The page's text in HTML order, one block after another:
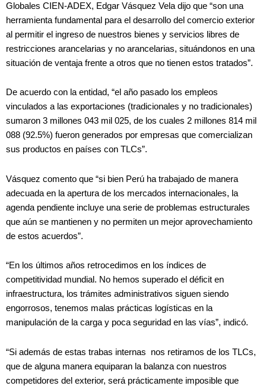
Globales CIEN-ADEX, Edgar Vásquez Vela dijo que “son una
herramienta fundamental para el desarrollo del comercio exterior
al permitir el ingreso de nuestros bienes y servicios libres de
restricciones arancelarias y no arancelarias, situándonos en una
situación de ventaja frente a otros que no tienen estos tratados”.
De acuerdo con la entidad, “el año pasado los empleos
vinculados a las exportaciones (tradicionales y no tradicionales)
sumaron 3 millones 043 mil 025, de los cuales 2 millones 814 mil
088 (92.5%) fueron generados por empresas que comercializan
sus productos en países con TLCs”.
Vásquez comento que “si bien Perú ha trabajado de manera
adecuada en la apertura de los mercados internacionales, la
agenda pendiente incluye una serie de problemas estructurales
que aún se mantienen y no permiten un mejor aprovechamiento
de estos acuerdos”.
“En los últimos años retrocedimos en los índices de
competitividad mundial. No hemos superado el déficit en
infraestructura, los trámites administrativos siguen siendo
engorrosos, tenemos malas prácticas logísticas en la
manipulación de la carga y poca seguridad en las vías”, indicó.
“Si además de estas trabas internas nos retiramos de los TLCs,
que de alguna manera equiparan la balanza con nuestros
competidores del exterior, será prácticamente imposible que